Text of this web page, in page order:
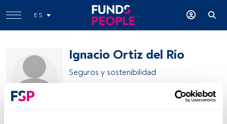
ES
Ignacio Ortiz del Río
Seguros y sostenibilidad